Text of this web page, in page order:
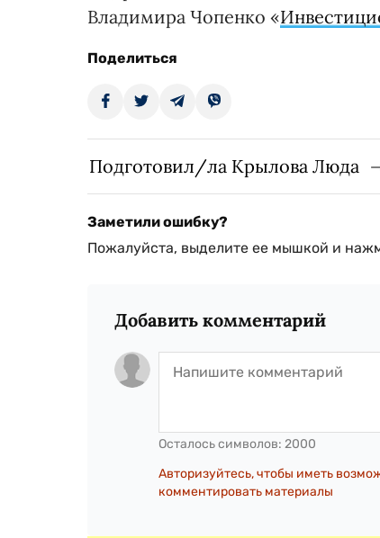
Владимира Чопенко «
Поделиться
Подготовил/ла Крылова Люда
Заметили ошибку?
Пожалуйста, выделите ее мышкой и
Добавить комментарий
Осталось символов: 2000
Авторизуйтесь, чтобы иметь
комментировать материалы